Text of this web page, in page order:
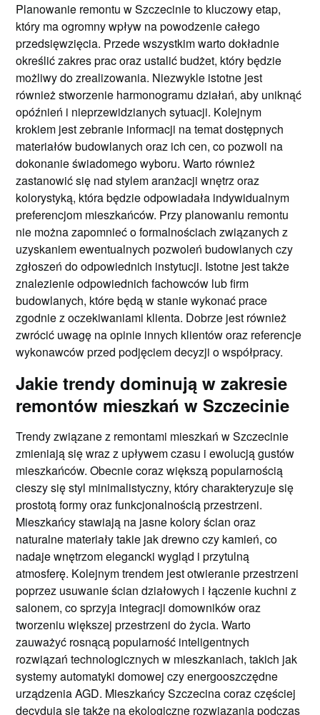
Planowanie remontu w Szczecinie to kluczowy etap,
który ma ogromny wpływ na powodzenie całego
przedsięwzięcia. Przede wszystkim warto dokładnie
określić zakres prac oraz ustalić budżet, który będzie
możliwy do zrealizowania. Niezwykle istotne jest
również stworzenie harmonogramu działań, aby uniknąć
opóźnień i nieprzewidzianych sytuacji. Kolejnym
krokiem jest zebranie informacji na temat dostępnych
materiałów budowlanych oraz ich cen, co pozwoli na
dokonanie świadomego wyboru. Warto również
zastanowić się nad stylem aranżacji wnętrz oraz
kolorystyką, która będzie odpowiadała indywidualnym
preferencjom mieszkańców. Przy planowaniu remontu
nie można zapomnieć o formalnościach związanych z
uzyskaniem ewentualnych pozwoleń budowlanych czy
zgłoszeń do odpowiednich instytucji. Istotne jest także
znalezienie odpowiednich fachowców lub firm
budowlanych, które będą w stanie wykonać prace
zgodnie z oczekiwaniami klienta. Dobrze jest również
zwrócić uwagę na opinie innych klientów oraz referencje
wykonawców przed podjęciem decyzji o współpracy.
Jakie trendy dominują w zakresie
remontów mieszkań w Szczecinie
Trendy związane z remontami mieszkań w Szczecinie
zmieniają się wraz z upływem czasu i ewolucją gustów
mieszkańców. Obecnie coraz większą popularnością
cieszy się styl minimalistyczny, który charakteryzuje się
prostotą formy oraz funkcjonalnością przestrzeni.
Mieszkańcy stawiają na jasne kolory ścian oraz
naturalne materiały takie jak drewno czy kamień, co
nadaje wnętrzom elegancki wygląd i przytulną
atmosferę. Kolejnym trendem jest otwieranie przestrzeni
poprzez usuwanie ścian działowych i łączenie kuchni z
salonem, co sprzyja integracji domowników oraz
tworzeniu większej przestrzeni do życia. Warto
zauważyć rosnącą popularność inteligentnych
rozwiązań technologicznych w mieszkaniach, takich jak
systemy automatyki domowej czy energooszczędne
urządzenia AGD. Mieszkańcy Szczecina coraz częściej
decydują się także na ekologiczne rozwiązania podczas